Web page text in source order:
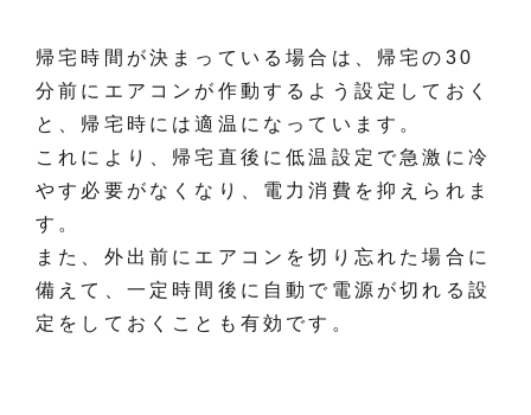
帰宅時間が決まっている場合は、帰宅の30
分前にエアコンが作動するよう設定しておく
と、帰宅時には適温になっています。
これにより、帰宅直後に低温設定で急激に冷
やす必要がなくなり、電力消費を抑えられま
す。
また、外出前にエアコンを切り忘れた場合に
備えて、一定時間後に自動で電源が切れる設
定をしておくことも有効です。